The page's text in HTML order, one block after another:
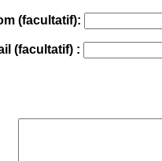
(facultatif):
(facultatif) :